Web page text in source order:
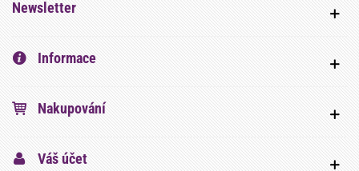
Newsletter
Informace
Nakupování
Váš účet